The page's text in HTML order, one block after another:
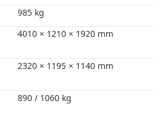
985 kg
4010 × 1210 × 1920 mm
2320 × 1195 × 1140 mm
890 / 1060 kg